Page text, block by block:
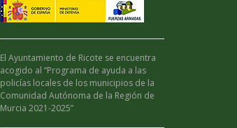
El Ayuntamiento de Ricote se encuentra
acogido al “Programa de ayuda a las
policías locales de los municipios de la
Comunidad Autónoma de la Región de
Murcia 2021-2025”